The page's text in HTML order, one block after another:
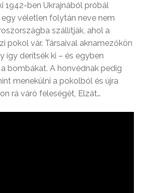
1942-ben Ukrajnából próbál
egy véletlen folytán neve nem
szállítják, ahol a
pokol vár. Társaival aknamezőkön
így derítsék ki – és egyben
bombákat. A honvédnak pedig
menekülni a pokolból és újra
rá váró feleségét, Elzát…